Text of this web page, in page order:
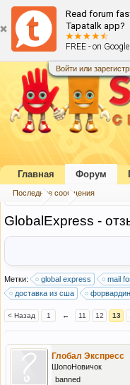
Read forum
Tapatalk app?
FREE - on
Войти или
Форум ...
GlobalExpress -
Метки: global express mail
доставка из сша
< Назад 1 ← 11 12 13
Глобал Экспресс
ШопоНовичок
banned
Главная Форум
Последние сообщения